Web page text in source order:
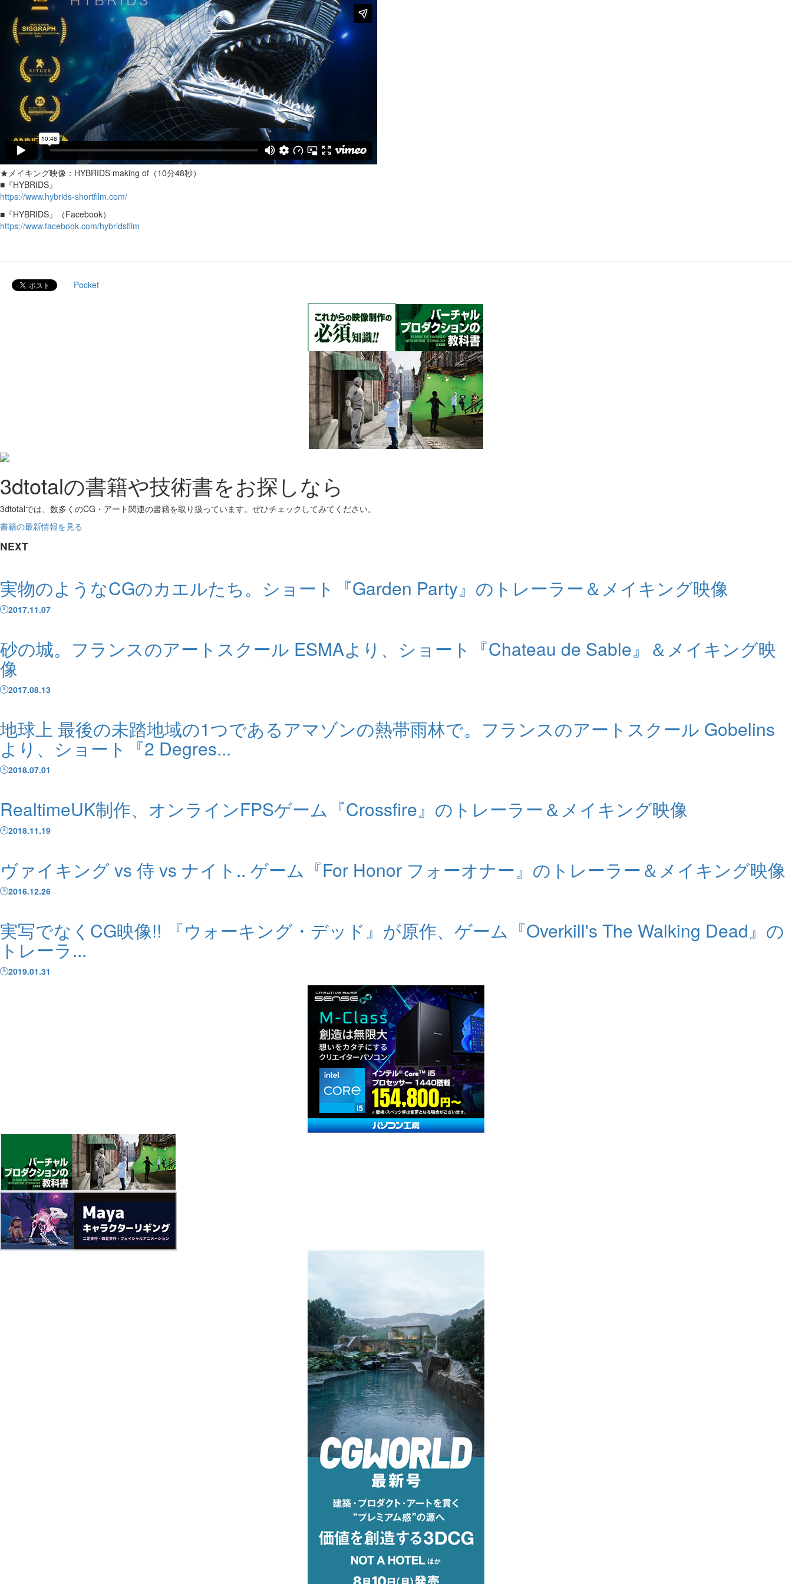
★メイキング映像：HYBRIDS making of（10分48秒）
■『HYBRIDS』
https://www.hybrids-shortfilm.com/
■『HYBRIDS』（Facebook）
https://www.facebook.com/hybridsfilm
Pocket
3dtotalの書籍や技術書をお探しなら
3dtotalでは、数多くのCG・アート関連の書籍を取り扱っています。ぜひチェックしてみてください。
書籍の最新情報を見る
NEXT
実物のようなCGのカエルたち。ショート『Garden Party』のトレーラー＆メイキング映像
2017.11.07
砂の城。フランスのアートスクール ESMAより、ショート『Chateau de Sable』＆メイキング映
像
2017.08.13
地球上 最後の未踏地域の1つであるアマゾンの熱帯雨林で。フランスのアートスクール Gobelins
より、ショート『2 Degres...
2018.07.01
RealtimeUK制作、オンラインFPSゲーム『Crossfire』のトレーラー＆メイキング映像
2018.11.19
ヴァイキング vs 侍 vs ナイト.. ゲーム『For Honor フォーオナー』のトレーラー＆メイキング映像
2016.12.26
実写でなくCG映像!! 『ウォーキング・デッド』が原作、ゲーム『Overkill's The Walking Dead』の
トレーラ...
2019.01.31